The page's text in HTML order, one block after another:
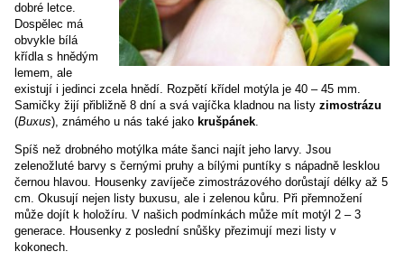
dobré letce.
Dospělec má
obvykle bílá
křídla s hnědým
lemem, ale
existují i jedinci zcela hnědí. Rozpětí křídel motýla je 40 – 45 mm.
Samičky žijí přibližně 8 dní a svá vajíčka kladnou na listy zimostrázu
(Buxus), známého u nás také jako krušpánek.
Spíš než drobného motýlka máte šanci najít jeho larvy. Jsou
zelenožluté barvy s černými pruhy a bílými puntíky s nápadně lesklou
černou hlavou. Housenky zavíječe zimostrázového dorůstají délky až 5
cm. Okusují nejen listy buxusu, ale i zelenou kůru. Při přemnožení
může dojít k holožíru. V našich podmínkách může mít motýl 2 – 3
generace. Housenky z poslední snůšky přezimují mezi listy v
kokonech.